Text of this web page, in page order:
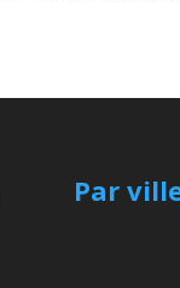
Par